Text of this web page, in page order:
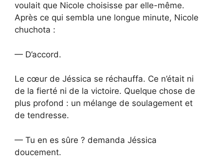
voulait que Nicole choisisse par elle-même.
Après ce qui sembla une longue minute, Nicole
chuchota :
— D’accord.
Le cœur de Jéssica se réchauffa. Ce n’était ni
de la fierté ni de la victoire. Quelque chose de
plus profond : un mélange de soulagement et
de tendresse.
— Tu en es sûre ? demanda Jéssica
doucement.